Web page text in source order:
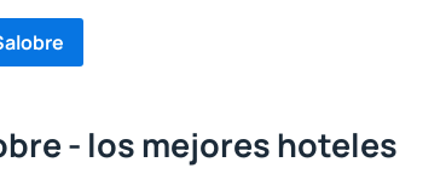
- los mejores hoteles